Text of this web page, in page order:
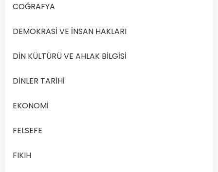
Açık
Lisesi
Sosyoloji
dersi,
Oku
COĞRAFYA
DEMOKRASİ VE İNSAN HAKLARI
DİN KÜLTÜRÜ VE AHLAK BİLGİSİ
DİNLER TARİHİ
EKONOMİ
FELSEFE
FIKIH